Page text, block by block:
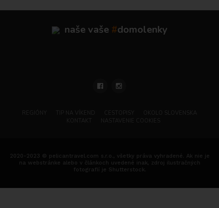
naše vaše #domolenky
2020-2023 © pelicantravel.com s.r.o., všetky práva vyhradené. Ak nie je
na webstránke alebo v článkoch uvedené inak, zdroj ilustračných
fotografií je Shutterstock.